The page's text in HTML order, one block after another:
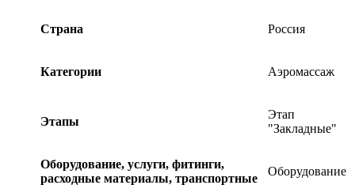
Страна Россия
Категории Аэромассаж
Этапы
Этап
"Закладные"
Оборудование, услуги, фитинги,
расходные материалы, транспортные
Оборудование